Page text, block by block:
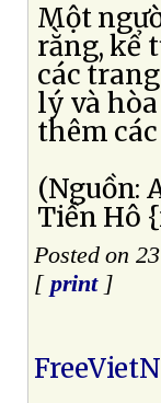
Một
rằng, kể
các
lý và
thêm
(Nguồn:
Tiền Hô
Posted on
[ print]